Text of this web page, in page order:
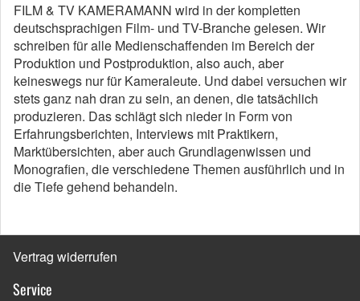
FILM & TV KAMERAMANN wird in der kompletten
deutschsprachigen Film- und TV-Branche gelesen. Wir
schreiben für alle Medienschaffenden im Bereich der
Produktion und Postproduktion, also auch, aber
keineswegs nur für Kameraleute. Und dabei versuchen wir
stets ganz nah dran zu sein, an denen, die tatsächlich
produzieren. Das schlägt sich nieder in Form von
Erfahrungsberichten, Interviews mit Praktikern,
Marktübersichten, aber auch Grundlagenwissen und
Monografien, die verschiedene Themen ausführlich und in
die Tiefe gehend behandeln.
Vertrag widerrufen
Service